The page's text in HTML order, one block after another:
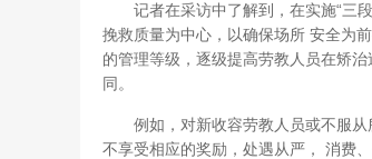
记者在采访中了解到，在实施“三段
挽救质量为中心，以确保场所 安全为
的管理等级，逐级提高劳教人员在矫
同。
例如，对新收容劳教人员或不服从
不享受相应的奖励，处遇从严， 消费